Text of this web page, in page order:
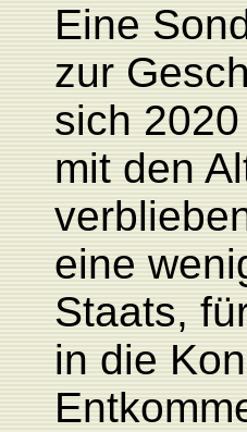
Eine
zur
sich
mit den
eine
Staats,
in die